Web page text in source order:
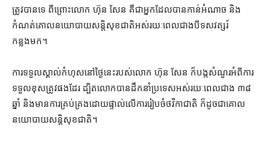
ត្រូវ​បាន​ទេ ពីព្រោះ​លោក ហ៊ុន សែន គឺជា​អ្នក​ដែល​បាន​កាន់អំណាច និង​
កំណត់​គោលនយោបាយ​សន្តិសុខ​ជាតិ​អស់​រយៈពេល​ជាង​បី​ទសវត្សរ៍​
កន្លងមក។
ការ​ទទួលស្គាល់​កំហុស​នៅថ្ងៃ​នេះ​របស់​លោក ហ៊ុន សែន ក៏​បង្ក​សំណួរ​អំពី​ការ
ទទួលខុសត្រូវ​ផង​ដែរ ដ្បិត​លោក​បាន​ដឹកនាំ​ប្រទេស​អស់​រយៈពេល​ជាង ៣៨
ឆ្នាំ និង​មានការ​គ្រប់គ្រង​ដោយ​ផ្ទាល់​លើ​ការរៀបចំ​ថវិកាជាតិ ក៏ដូចជា​គោល
នយោបាយ​សន្តិសុខ​ជាតិ។